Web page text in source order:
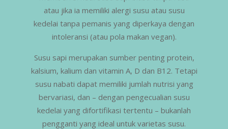
atau jika ia memiliki alergi susu atau susu
kedelai tanpa pemanis yang diperkaya dengan
intoleransi (atau pola makan vegan).
Susu sapi merupakan sumber penting protein,
kalsium, kalium dan vitamin A, D dan B12. Tetapi
susu nabati dapat memiliki jumlah nutrisi yang
bervariasi, dan – dengan pengecualian susu
kedelai yang difortifikasi tertentu – bukanlah
pengganti yang ideal untuk varietas susu.